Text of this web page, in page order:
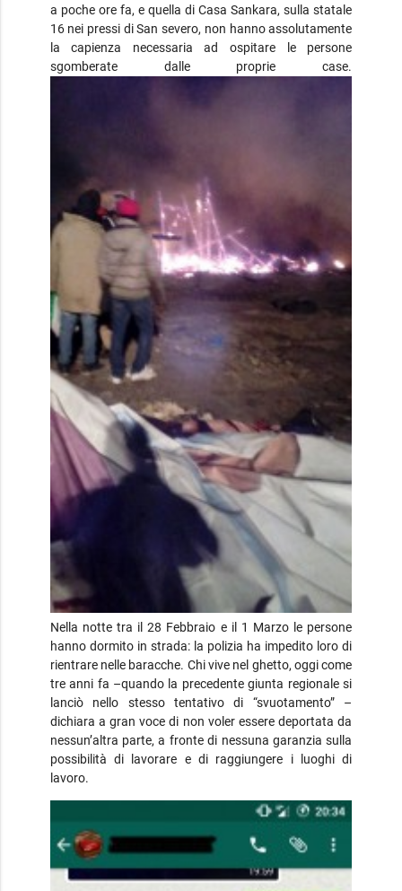
a poche ore fa, e quella di Casa Sankara, sulla statale
16 nei pressi di San severo, non hanno assolutamente
la capienza necessaria ad ospitare le persone
sgomberate dalle proprie case.
Nella notte tra il 28 Febbraio e il 1 Marzo le persone
hanno dormito in strada: la polizia ha impedito loro di
rientrare nelle baracche. Chi vive nel ghetto, oggi come
tre anni fa –quando la precedente giunta regionale si
lanciò nello stesso tentativo di “svuotamento” –
dichiara a gran voce di non voler essere deportata da
nessun’altra parte, a fronte di nessuna garanzia sulla
possibilità di lavorare e di raggiungere i luoghi di
lavoro.